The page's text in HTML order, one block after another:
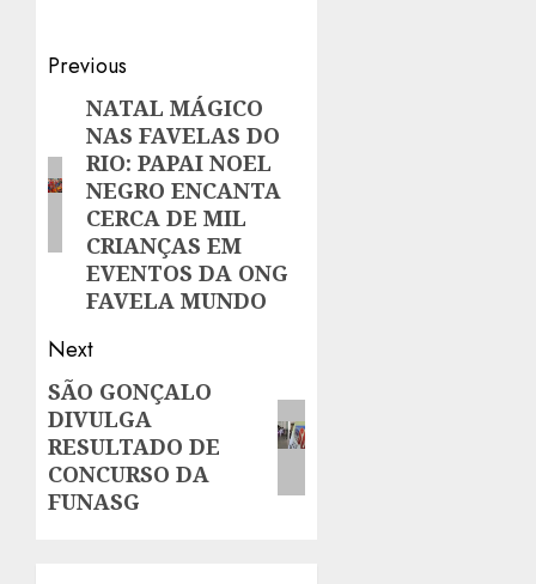
Post
navigation
Previous
Previous
post:
NATAL MÁGICO
NAS FAVELAS DO
RIO: PAPAI NOEL
NEGRO ENCANTA
CERCA DE MIL
CRIANÇAS EM
EVENTOS DA ONG
FAVELA MUNDO
Next
Next
post:
SÃO GONÇALO
DIVULGA
RESULTADO DE
CONCURSO DA
FUNASG